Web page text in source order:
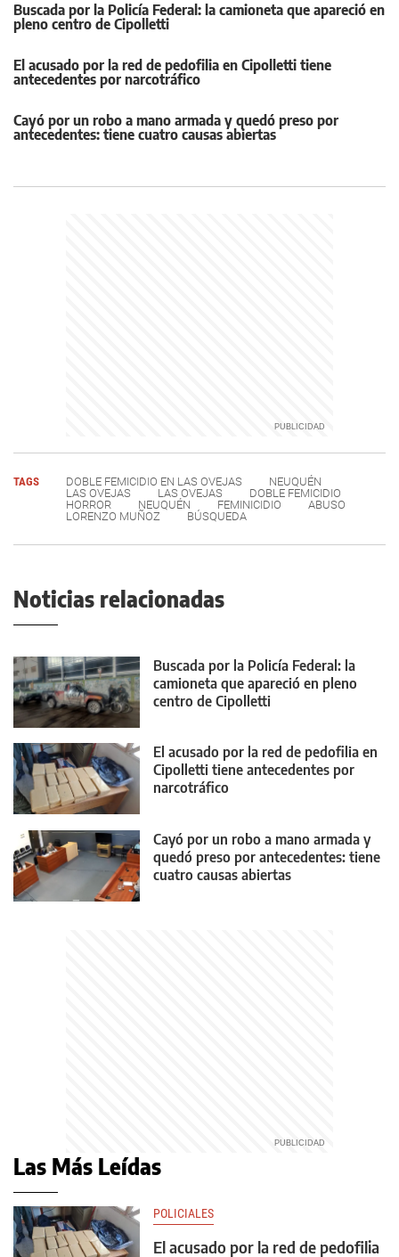
Buscada por la Policía Federal: la camioneta que apareció en
pleno centro de Cipolletti
El acusado por la red de pedofilia en Cipolletti tiene
antecedentes por narcotráfico
Cayó por un robo a mano armada y quedó preso por
antecedentes: tiene cuatro causas abiertas
TAGS DOBLE FEMICIDIO EN LAS OVEJAS
NEUQUÉN
LAS OVEJAS
LAS OVEJAS
DOBLE FEMICIDIO
HORROR
NEUQUÉN FEMINICIDIO
ABUSO
LORENZO MUÑOZ
BÚSQUEDA
Noticias relacionadas
Buscada por la Policía Federal: la
camioneta que apareció en pleno
centro de Cipolletti
El acusado por la red de pedofilia en
Cipolletti tiene antecedentes por
narcotráfico
Cayó por un robo a mano armada y
quedó preso por antecedentes: tiene
cuatro causas abiertas
Las Más Leídas
POLICIALES
El acusado por la red de pedofilia